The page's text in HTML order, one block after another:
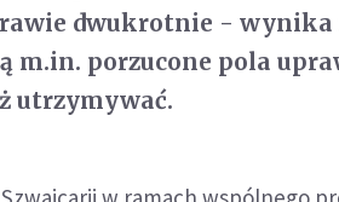
dwukrotnie - wynika
m.in. porzucone pola
utrzymywać.